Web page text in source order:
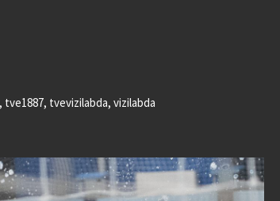
, tve1887, tvevizilabda, vizilabda